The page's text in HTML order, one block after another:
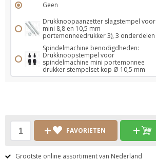
Geen
Drukknoopaanzetter slagstempel voor
mini 8,8 en 10,5 mm
portemonneedrukker 3), 3 onderdelen
Spindelmachine benodigdheden:
Drukknoopstempel voor
spindelmachine mini portemonnee
drukker stempelset kop Ø 10,5 mm
FAVORIETEN
Grootste online assortiment van Nederland